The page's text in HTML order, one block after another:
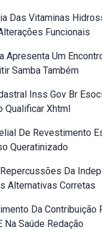
Das Vitaminas
Funcionais
Apresenta Um
Samba Também
Inss Gov Br
Qualificar Xhtml
De Revestimento
Queratinizado
Da
Alternativas Corretas
Da Contribuição
Na Saúde Redação